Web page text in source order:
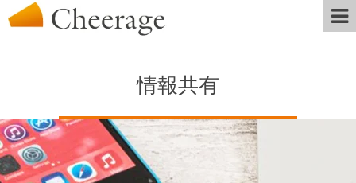
情報共有